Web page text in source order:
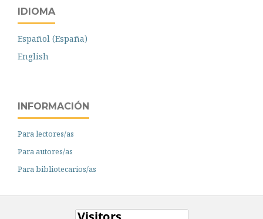
IDIOMA
Español (España)
English
INFORMACIÓN
Para lectores/as
Para autores/as
Para bibliotecarios/as